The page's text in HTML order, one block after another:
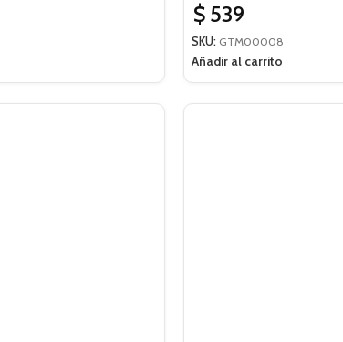
$ 539
SKU: GTM00008
Añadir al carrito